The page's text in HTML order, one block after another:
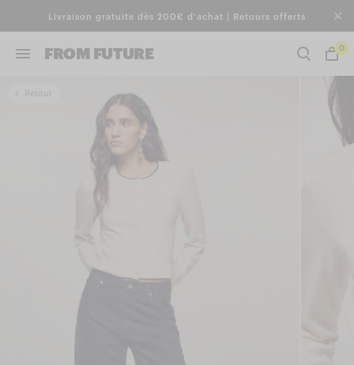
Livraison gratuite dès 200€ d'achat | Retours offerts
FROM FUTURE 0
Retour